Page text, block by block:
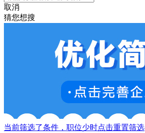
取消
猜您想搜
当前筛选了条件，职位少时点击重置筛选